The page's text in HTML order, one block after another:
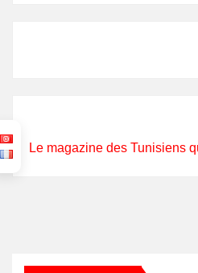
Le magazine des Tunisiens